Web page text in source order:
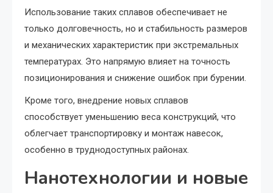
Использование таких сплавов обеспечивает не
только долговечность, но и стабильность размеров
и механических характеристик при экстремальных
температурах. Это напрямую влияет на точность
позиционирования и снижение ошибок при бурении.
Кроме того, внедрение новых сплавов
способствует уменьшению веса конструкций, что
облегчает транспортировку и монтаж навесок,
особенно в труднодоступных районах.
Нанотехнологии и новые